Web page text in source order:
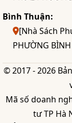
Bình Thuận:
[Nhà Sách
PHƯỜNG
© 2017 - 2026
Mã số doanh
tư TP Hà